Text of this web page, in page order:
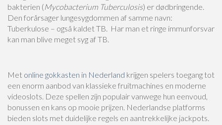
bakterien (Mycobacterium Tuberculosis) er dødbringende.
Den forårsager lungesygdommen af samme navn:
Tuberkulose – også kaldet TB. Har man et ringe immunforsvar
kan man blive meget syg af TB.
Met online gokkasten in Nederland krijgen spelers toegang tot
een enorm aanbod van klassieke fruitmachines en moderne
videoslots. Deze spellen zijn populair vanwege hun eenvoud,
bonussen en kans op mooie prijzen. Nederlandse platforms
bieden slots met duidelijke regels en aantrekkelijke jackpots.